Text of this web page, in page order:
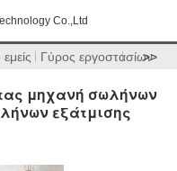
Co.,Ltd
Γύρος εργοστασίων
>>
μηχανή σωλήνων
εξάτμισης